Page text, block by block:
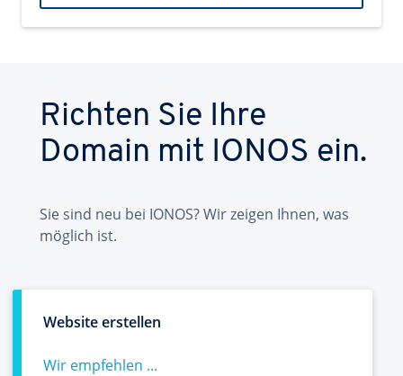
Richten Sie Ihre
Domain mit IONOS ein.
Sie sind neu bei IONOS? Wir zeigen Ihnen, was
möglich ist.
Website erstellen
Wir empfehlen ...